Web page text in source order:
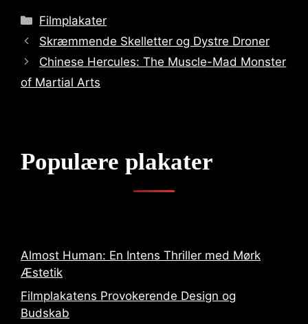
Categories
Filmplakater
Skræmmende Skelletter og Dystre Droner
Chinese Hercules: The Muscle-Mad Monster
of Martial Arts
Populære plakater
Almost Human: En Intens Thriller med Mørk
Æstetik
Filmplakatens Provokerende Design og
Budskab